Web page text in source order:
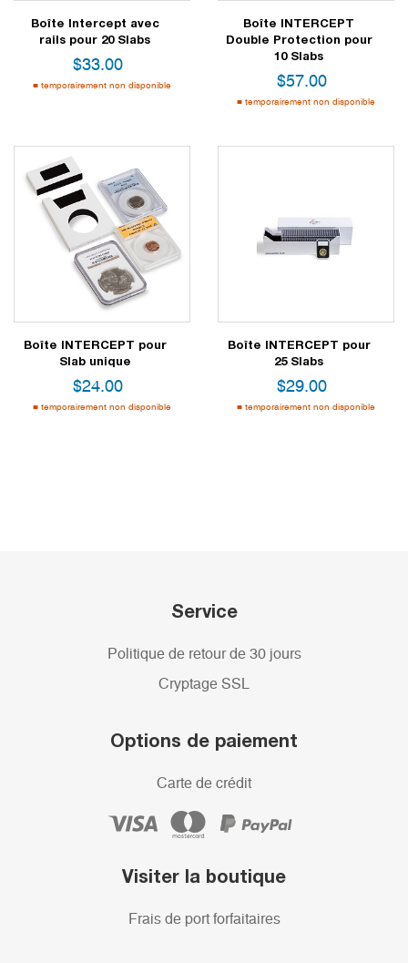
Boîte Intercept avec
rails pour 20 Slabs
$33.00
temporairement non disponible
Boîte INTERCEPT
Double Protection pour
10 Slabs
$57.00
temporairement non disponible
Boîte INTERCEPT pour
Slab unique
$24.00
temporairement non disponible
Boîte INTERCEPT pour
25 Slabs
$29.00
temporairement non disponible
Service
Politique de retour de 30 jours
Cryptage SSL
Options de paiement
Carte de crédit
Visiter la boutique
Frais de port forfaitaires